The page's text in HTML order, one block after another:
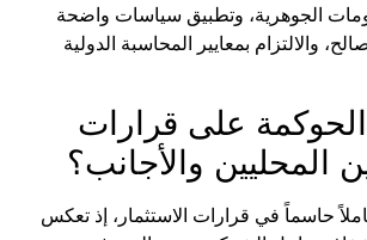
الجوهرية، وتطبيق سياسات واضحة
والالتزام بمعايير المحاسبة الدولية
على قرارات
المحليين والأجانب؟
حاسماً في قرارات الاستثمار، إذ تعكس